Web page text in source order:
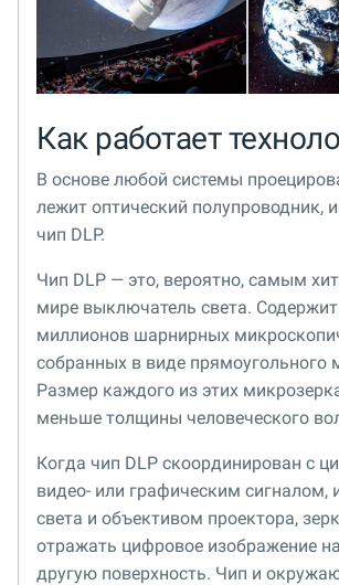
Как работает
В основе любой системы
лежит оптический полупроводник,
чип DLP.
Чип DLP — это, вероятно, самым
мире выключатель света.
миллионов шарнирных
собранных в виде прямоугольного
Размер каждого из этих
меньше толщины человеческого
Когда чип DLP скоординирован с
видео- или графическим сигналом,
света и объективом проектора,
отражать цифровое изображение
другую поверхность. Чип и